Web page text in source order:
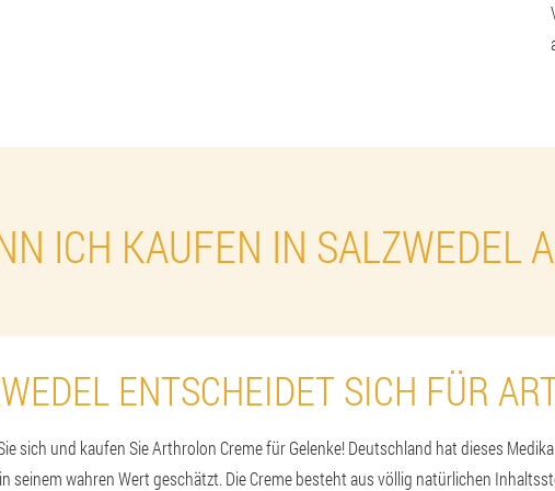
ICH KAUFEN IN SALZWEDEL
ENTSCHEIDET SICH FÜR
sich und kaufen Sie Arthrolon Creme für Gelenke! Deutschland hat dieses
seinem wahren Wert geschätzt. Die Creme besteht aus völlig natürlichen